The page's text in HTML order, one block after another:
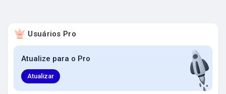
Meus Grupos
Usuários Pro
Atualize para o Pro
Atualizar